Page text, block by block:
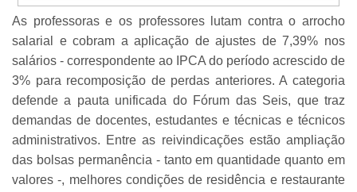
As professoras e os professores lutam contra o arrocho
salarial e cobram a aplicação de ajustes de 7,39% nos
salários - correspondente ao IPCA do período acrescido de
3% para recomposição de perdas anteriores. A categoria
defende a pauta unificada do Fórum das Seis, que traz
demandas de docentes, estudantes e técnicas e técnicos
administrativos. Entre as reivindicações estão ampliação
das bolsas permanência - tanto em quantidade quanto em
valores -, melhores condições de residência e restaurante